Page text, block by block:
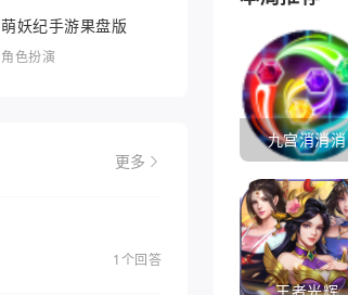
萌妖纪手游果盘版
角色扮演
更多
1个回答
九宫消消消